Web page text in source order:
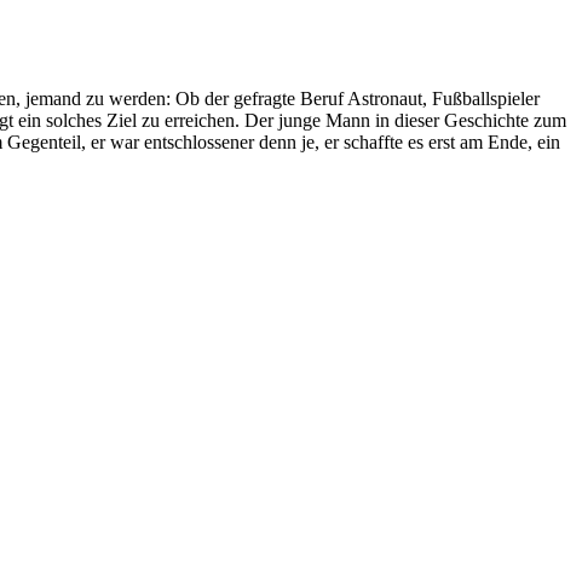
jemand zu werden: Ob der gefragte Beruf Astronaut, Fußballspieler
ein solches Ziel zu erreichen. Der junge Mann in dieser Geschichte zum
er war entschlossener denn je, er schaffte es erst am Ende, ein